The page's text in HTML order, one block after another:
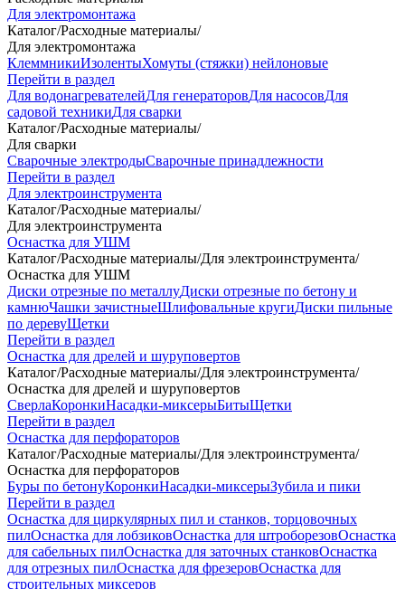
Для электромонтажа
Каталог/Расходные материалы/
Для электромонтажа
КлеммникиИзолентыХомуты (стяжки) нейлоновые
Перейти в раздел
Для водонагревателейДля генераторовДля насосовДля
садовой техникиДля сварки
Каталог/Расходные материалы/
Для сварки
Сварочные электродыСварочные принадлежности
Перейти в раздел
Для электроинструмента
Каталог/Расходные материалы/
Для электроинструмента
Оснастка для УШМ
Каталог/Расходные материалы/Для электроинструмента/
Оснастка для УШМ
Диски отрезные по металлуДиски отрезные по бетону и
камнюЧашки зачистныеШлифовальные кругиДиски пильные
по деревуЩетки
Перейти в раздел
Оснастка для дрелей и шуруповертов
Каталог/Расходные материалы/Для электроинструмента/
Оснастка для дрелей и шуруповертов
СверлаКоронкиНасадки-миксерыБитыЩетки
Перейти в раздел
Оснастка для перфораторов
Каталог/Расходные материалы/Для электроинструмента/
Оснастка для перфораторов
Буры по бетонуКоронкиНасадки-миксерыЗубила и пики
Перейти в раздел
Оснастка для циркулярных пил и станков, торцовочных
пилОснастка для лобзиковОснастка для штроборезовОснастка
для сабельных пилОснастка для заточных станковОснастка
для отрезных пилОснастка для фрезеровОснастка для
строительных миксеров